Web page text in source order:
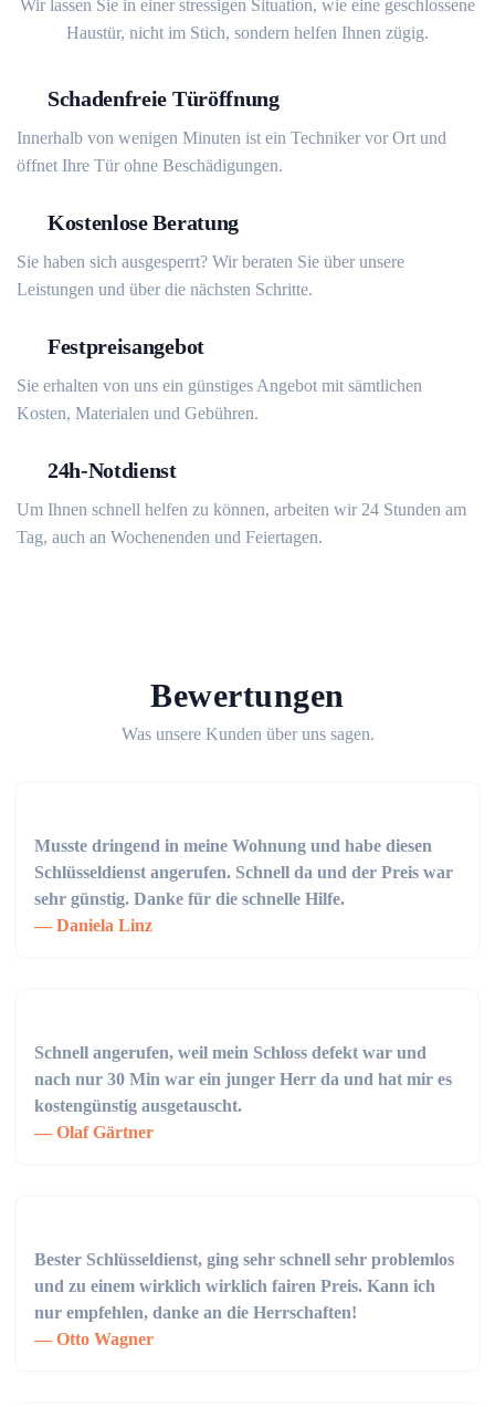
Wir lassen Sie in einer stressigen Situation, wie eine geschlossene
Haustür, nicht im Stich, sondern helfen Ihnen zügig.
Schadenfreie Türöffnung
Innerhalb von wenigen Minuten ist ein Techniker vor Ort und
öffnet Ihre Tür ohne Beschädigungen.
Kostenlose Beratung
Sie haben sich ausgesperrt? Wir beraten Sie über unsere
Leistungen und über die nächsten Schritte.
Festpreisangebot
Sie erhalten von uns ein günstiges Angebot mit sämtlichen
Kosten, Materialen und Gebühren.
24h-Notdienst
Um Ihnen schnell helfen zu können, arbeiten wir 24 Stunden am
Tag, auch an Wochenenden und Feiertagen.
Bewertungen
Was unsere Kunden über uns sagen.
Musste dringend in meine Wohnung und habe diesen
Schlüsseldienst angerufen. Schnell da und der Preis war
sehr günstig. Danke für die schnelle Hilfe.
Daniela Linz
Schnell angerufen, weil mein Schloss defekt war und
nach nur 30 Min war ein junger Herr da und hat mir es
kostengünstig ausgetauscht.
Olaf Gärtner
Bester Schlüsseldienst, ging sehr schnell sehr problemlos
und zu einem wirklich wirklich fairen Preis. Kann ich
nur empfehlen, danke an die Herrschaften!
Otto Wagner